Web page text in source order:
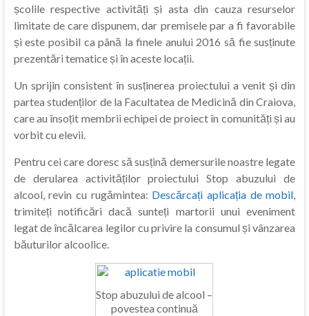
școlile respective activități și asta din cauza resurselor
limitate de care dispunem, dar premisele par a fi favorabile
și este posibil ca până la finele anului 2016 să fie susținute
prezentări tematice și în aceste locații.
Un sprijin consistent în susținerea proiectului a venit și din
partea studenților de la Facultatea de Medicină din Craiova,
care au însoțit membrii echipei de proiect în comunități și au
vorbit cu elevii.
Pentru cei care doresc să susțină demersurile noastre legate
de derularea activităților proiectului Stop abuzului de
alcool, revin cu rugămintea: Descărcați aplicația de mobil,
trimiteți notificări dacă sunteți martorii unui eveniment
legat de încălcarea legilor cu privire la consumul și vânzarea
băuturilor alcoolice.
Stop abuzului de alcool –
povestea continuă